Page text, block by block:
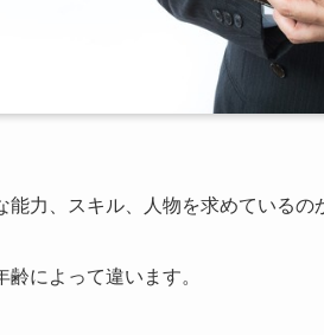
能力、スキル、人物を求めている
齢によって違います。